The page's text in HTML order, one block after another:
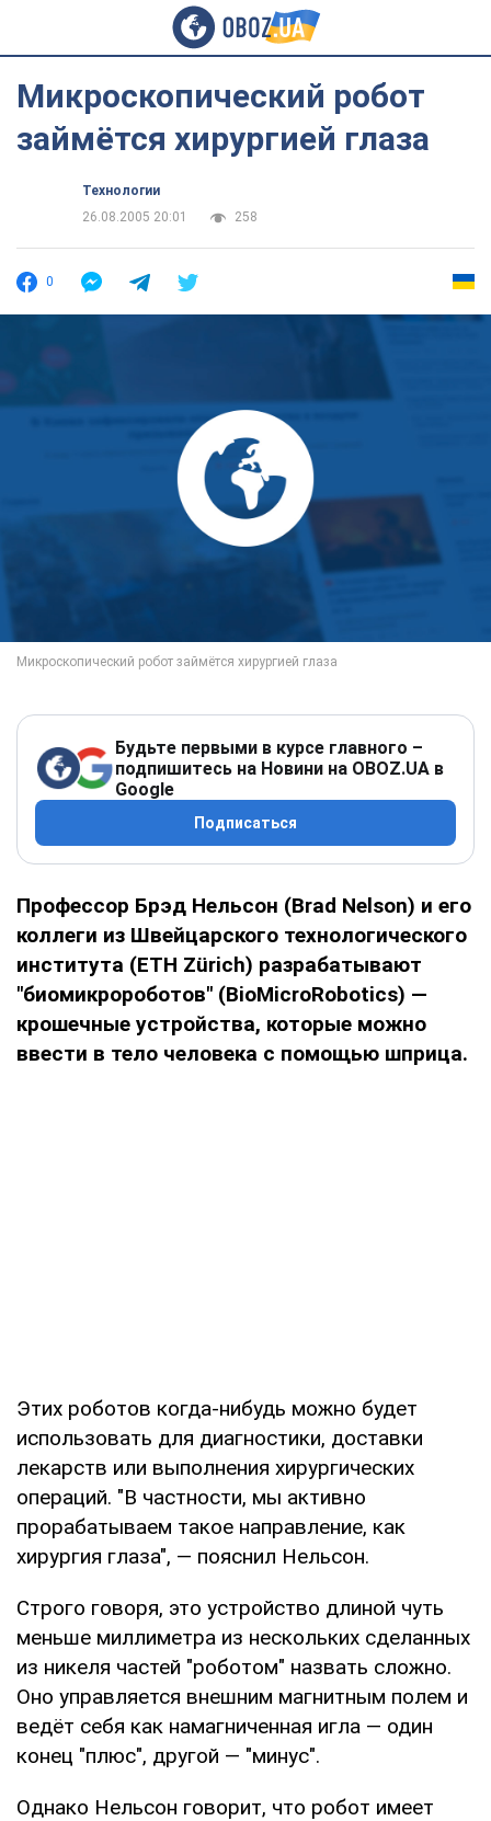
Микроскопический робот
займётся хирургией глаза
Технологии
26.08.2005 20:01
258
0
Будьте первыми в курсе главного –
подпишитесь на Новини на OBOZ.UA в
Google
Подписаться
Профессор Брэд Нельсон (Brad Nelson) и его
коллеги из Швейцарского технологического
института (ETH Zürich) разрабатывают
"биомикророботов" (BioMicroRobotics) —
крошечные устройства, которые можно
ввести в тело человека с помощью шприца.
Этих роботов когда-нибудь можно будет
использовать для диагностики, доставки
лекарств или выполнения хирургических
операций. "В частности, мы активно
прорабатываем такое направление, как
хирургия глаза", — пояснил Нельсон.
Строго говоря, это устройство длиной чуть
меньше миллиметра из нескольких сделанных
из никеля частей "роботом" назвать сложно.
Оно управляется внешним магнитным полем и
ведёт себя как намагниченная игла — один
конец "плюс", другой — "минус".
Однако Нельсон говорит, что робот имеет